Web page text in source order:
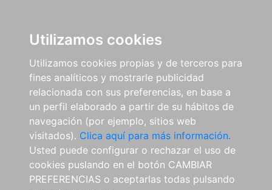
Utilizamos cookies
Utilizamos cookies propias y de terceros para
fines analíticos y mostrarle publicidad
relacionada con sus preferencias, en base a
un perfil elaborado a partir de su hábitos de
navegación (por ejemplo, sitios web
visitados). Clica aquí para más información.
Usted puede configurar o rechazar el uso de
cookies puslando en el botón CAMBIAR
PREFERENCIAS o aceptarlas todas pulsando